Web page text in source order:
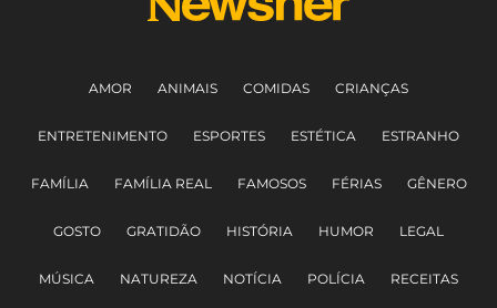
AMOR ANIMAIS COMIDAS CRIANÇAS
ENTRETENIMENTO ESPORTES ESTÉTICA ESTRANHO
FAMÍLIA FAMÍLIA REAL FAMOSOS FÉRIAS GÊNERO
GOSTO GRATIDÃO HISTÓRIA HUMOR LEGAL
MÚSICA NATUREZA NOTÍCIA POLÍCIA RECEITAS